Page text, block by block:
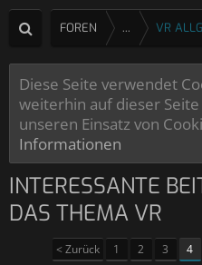
FOREN ... VR
Diese Seite verwendet
weiterhin auf dieser
unseren Einsatz von
Informationen
INTERESSANTE
DAS THEMA VR
< Zurück 1 2 3 4